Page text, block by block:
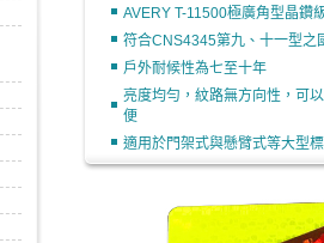
AVERY T-11500極廣角型晶鑽
符合CNS4345第九、十一型之
戶外耐候性為七至十年
亮度均勻，紋路無方向性，可
便
適用於門架式與懸臂式等大型